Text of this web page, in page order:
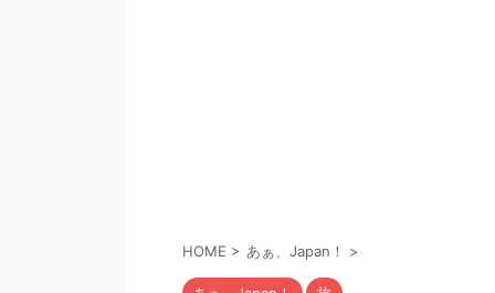
HOME > あぁ、Japan！ >